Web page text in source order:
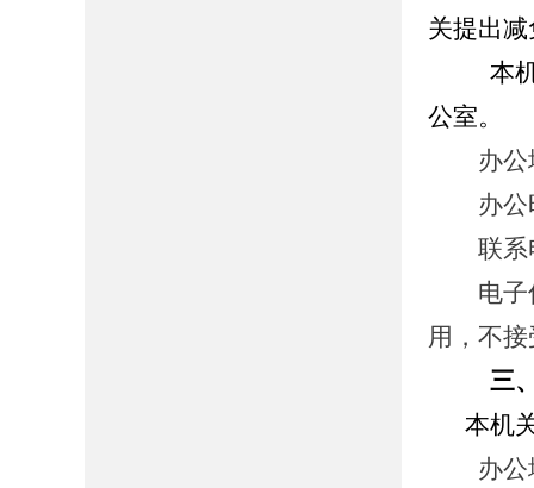
关提出
本
公室。
办公地
办公时
联系电
电子信
用，不
三
本机
办公地